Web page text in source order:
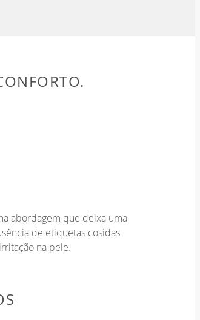
abordagem que deixa uma
de etiquetas cosidas
na pele.